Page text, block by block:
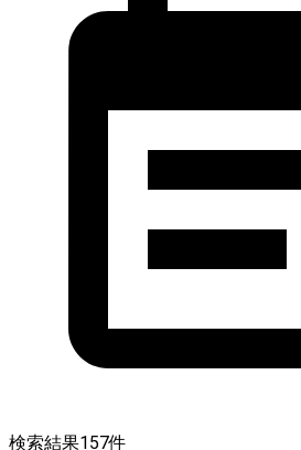
検索結果157件